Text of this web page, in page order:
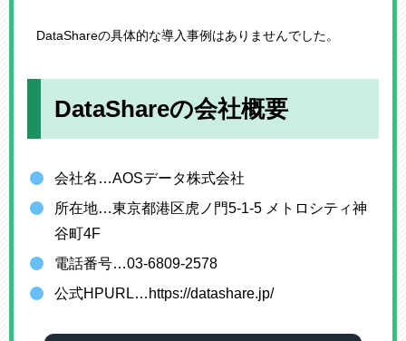
DataShareの具体的な導入事例はありませんでした。
DataShareの会社概要
会社名…AOSデータ株式会社
所在地…東京都港区虎ノ門5-1-5 メトロシティ神
谷町4F
電話番号…03-6809-2578
公式HPURL…https://datashare.jp/